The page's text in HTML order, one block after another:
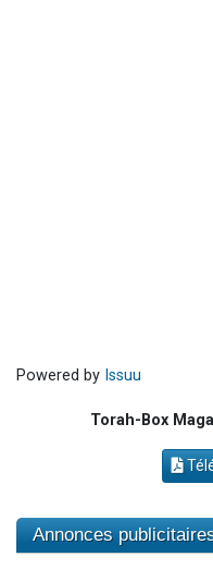
Powered by Issuu
Torah-Box
Annonces